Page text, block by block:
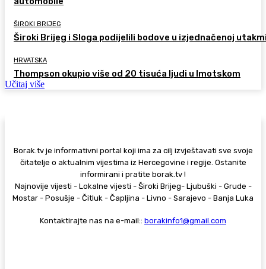
ŠIROKI BRIJEG
Široki Brijeg i Sloga podijelili bodove u izjednačenoj
HRVATSKA
Thompson okupio više od 20 tisuća ljudi u Imotskom
Učitaj više
Borak.tv je informativni portal koji ima za cilj izvještavati sve svoje
čitatelje o aktualnim vijestima iz Hercegovine i regije. Ostanite
informirani i pratite borak.tv !
Najnovije vijesti - Lokalne vijesti - Široki Brijeg- Ljubuški - Grude -
Mostar - Posušje - Čitluk - Čapljina - Livno - Sarajevo - Banja Luka
Kontaktirajte nas na e-mail:: borakinfo1@gmail.com